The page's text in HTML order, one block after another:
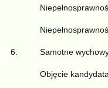
6. Samotne
Objęcie